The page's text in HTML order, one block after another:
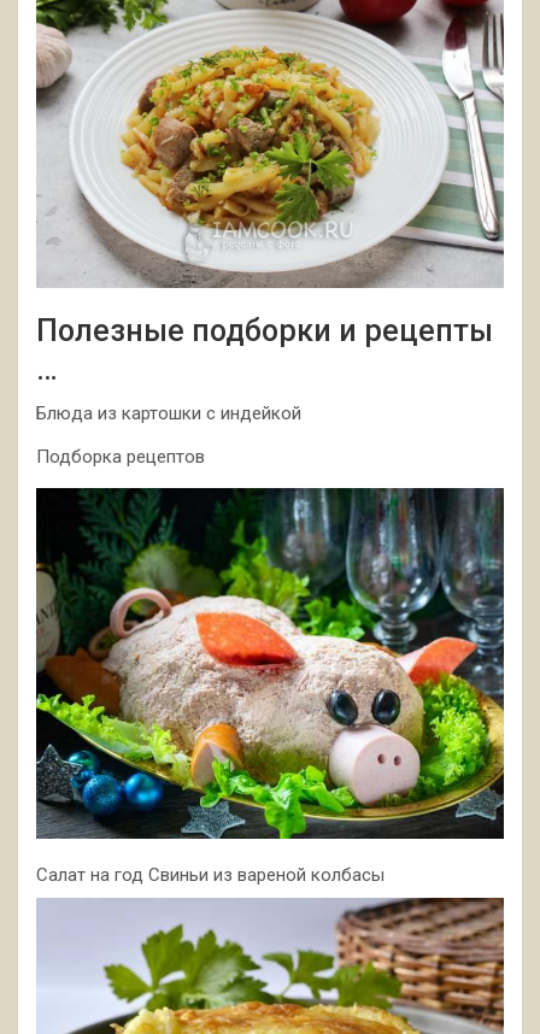
Полезные подборки и рецепты
…
Блюда из картошки с индейкой
Подборка рецептов
Салат на год Свиньи из вареной колбасы